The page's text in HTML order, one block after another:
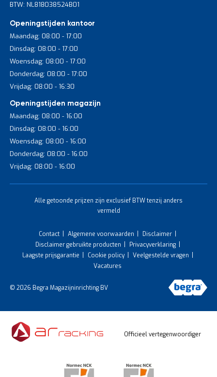
BTW: NL818038524B01
Openingstijden kantoor
Maandag: 08:00 - 17:00
Dinsdag: 08:00 - 17:00
Woensdag: 08:00 - 17:00
Donderdag: 08:00 - 17:00
Vrijdag: 08:00 - 16:30
Openingstijden magazijn
Maandag: 08:00 - 16:00
Dinsdag: 08:00 - 16:00
Woensdag: 08:00 - 16:00
Donderdag: 08:00 - 16:00
Vrijdag: 08:00 - 16:00
Alle getoonde prijzen zijn exclusief BTW tenzij anders
vermeld
Contact Algemene voorwaarden
Disclaimer
Disclaimer gebruikte producten
Privacyverklaring
Laagste prijsgarantie
Cookie policy
Veelgestelde vragen
Vacatures
© 2026 Begra Magazijninrichting BV
Officieel vertegenwoordiger